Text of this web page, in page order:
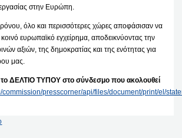
στην Ευρώπη.
όλο και περισσότερες χώρες αποφάσισαν να
ευρωπαϊκό εγχείρημα, αποδεικνύοντας την
αξιών, της δημοκρατίας και της ενότητας για
μας.
ΔΕΛΤΙΟ ΤΥΠΟΥ στο σύνδεσμο που ακολουθεί
commission/presscorner/api/files/document/print/el/